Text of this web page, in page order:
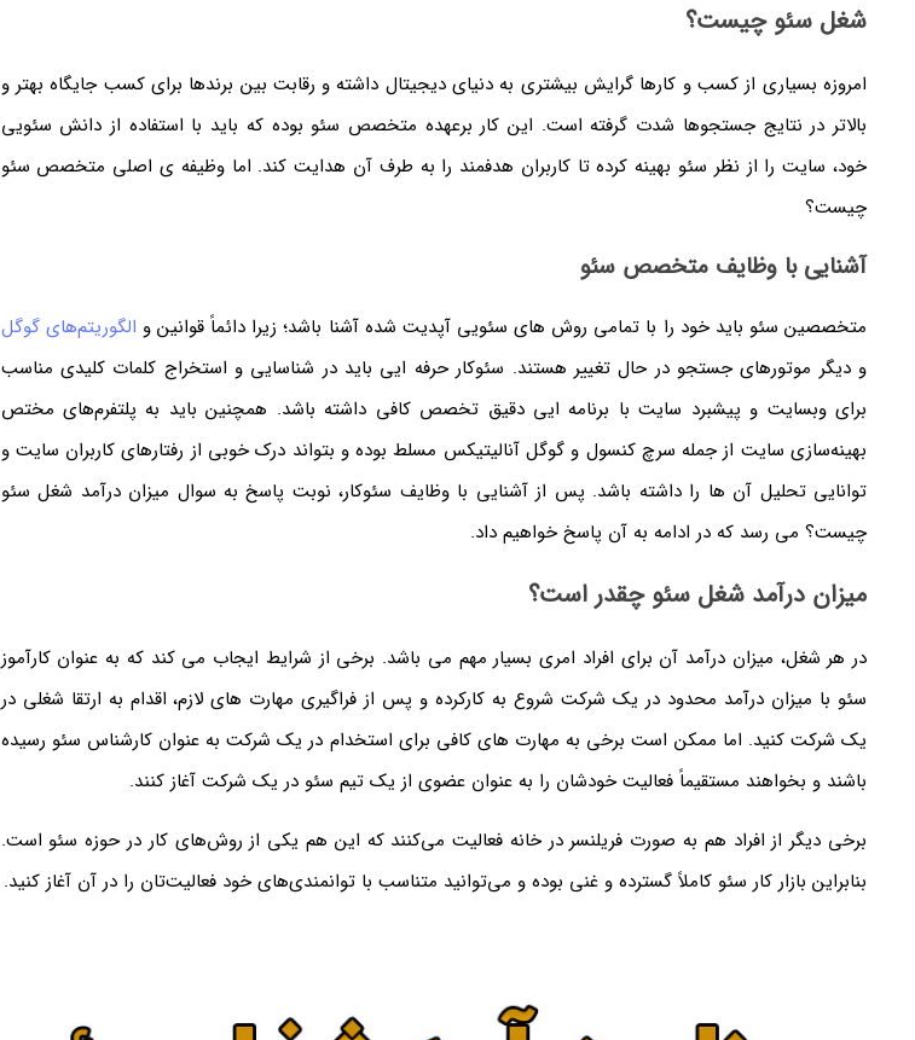
شغل سئو چیست؟
امروزه بسیاری از کسب و کارها گرایش بیشتری به دنیای دیجیتال داشته و رقابت بین برندها برای کسب جایگاه بهتر و
بالاتر در نتایج جستجوها شدت گرفته است. این کار برعهده متخصص سئو بوده که باید با استفاده از دانش سئویی
خود، سایت را از نظر سئو بهینه کرده تا کاربران هدفمند را به طرف آن هدایت کند. اما وظیفه ی اصلی متخصص سئو
چیست؟
آشنایی با وظایف متخصص سئو
متخصصین سئو باید خود را با تمامی روش های سئویی آپدیت شده آشنا باشد؛ زیرا دائماً قوانین و الگوریتم‌های گوگل
و دیگر موتورهای جستجو در حال تغییر هستند. سئوکار حرفه ایی باید در شناسایی و استخراج کلمات کلیدی مناسب
برای وبسایت و پیشبرد سایت با برنامه ایی دقیق تخصص کافی داشته باشد. همچنین باید به پلتفرم‌های مختص
بهینه‌سازی سایت از جمله سرچ کنسول و گوگل آنالیتیکس مسلط بوده و بتواند درک خوبی از رفتارهای کاربران سایت و
توانایی تحلیل آن ها را داشته باشد. پس از آشنایی با وظایف سئوکار، نوبت پاسخ به سوال میزان درآمد شغل سئو
چیست؟ می رسد که در ادامه به آن پاسخ خواهیم داد.
میزان درآمد شغل سئو چقدر است؟
در هر شغل، میزان درآمد آن برای افراد امری بسیار مهم می باشد. برخی از شرایط ایجاب می کند که به عنوان کارآموز
سئو با میزان درآمد محدود در یک شرکت شروع به کارکرده و پس از فراگیری مهارت های لازم، اقدام به ارتقا شغلی در
یک شرکت کنید. اما ممکن است برخی به مهارت های کافی برای استخدام در یک شرکت به عنوان کارشناس سئو رسیده
باشند و بخواهند مستقیماً فعالیت خودشان را به عنوان عضوی از یک تیم سئو در یک شرکت آغاز کنند.
برخی دیگر از افراد هم به صورت فریلنسر در خانه فعالیت می‌کنند که این هم یکی از روش‌های کار در حوزه سئو است.
بنابراین بازار کار سئو کاملاً گسترده و غنی بوده و می‌توانید متناسب با توانمندی‌های خود فعالیت‌تان را در آن آغاز کنید.